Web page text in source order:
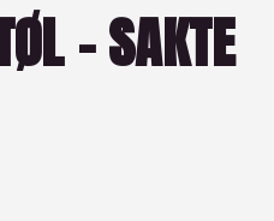
– SAKTE